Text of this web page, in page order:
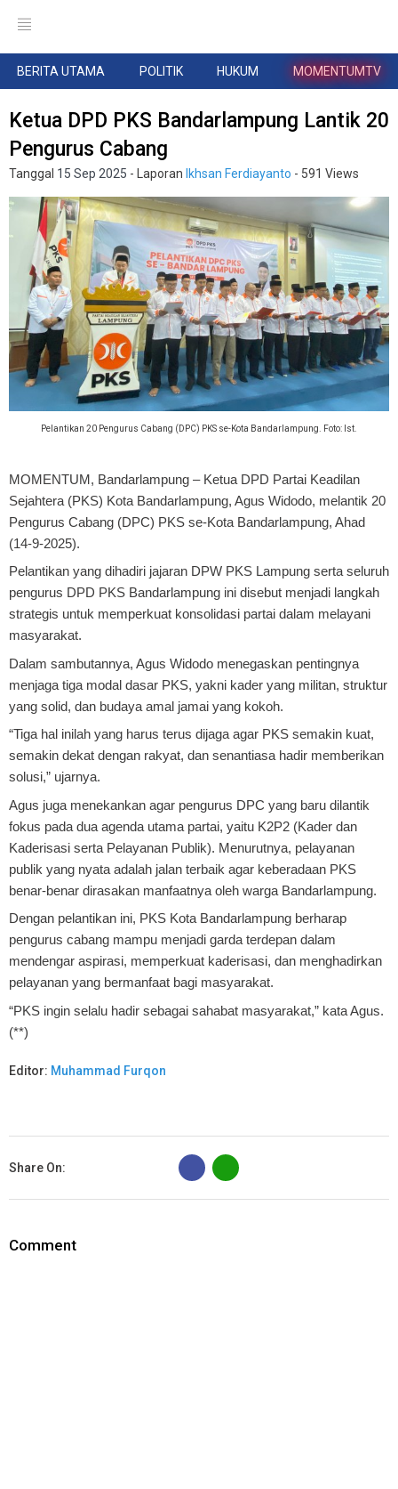
BERITA UTAMA POLITIK HUKUM MOMENTUMTV
Ketua DPD PKS Bandarlampung Lantik 20
Pengurus Cabang
Tanggal 15 Sep 2025 - Laporan Ikhsan Ferdiayanto - 591 Views
Pelantikan 20 Pengurus Cabang (DPC) PKS se-Kota Bandarlampung. Foto: Ist.
MOMENTUM, Bandarlampung – Ketua DPD Partai Keadilan
Sejahtera (PKS) Kota Bandarlampung, Agus Widodo, melantik 20
Pengurus Cabang (DPC) PKS se-Kota Bandarlampung, Ahad
(14-9-2025).
Pelantikan yang dihadiri jajaran DPW PKS Lampung serta seluruh
pengurus DPD PKS Bandarlampung ini disebut menjadi langkah
strategis untuk memperkuat konsolidasi partai dalam melayani
masyarakat.
Dalam sambutannya, Agus Widodo menegaskan pentingnya
menjaga tiga modal dasar PKS, yakni kader yang militan, struktur
yang solid, dan budaya amal jamai yang kokoh.
“Tiga hal inilah yang harus terus dijaga agar PKS semakin kuat,
semakin dekat dengan rakyat, dan senantiasa hadir memberikan
solusi,” ujarnya.
Agus juga menekankan agar pengurus DPC yang baru dilantik
fokus pada dua agenda utama partai, yaitu K2P2 (Kader dan
Kaderisasi serta Pelayanan Publik). Menurutnya, pelayanan
publik yang nyata adalah jalan terbaik agar keberadaan PKS
benar-benar dirasakan manfaatnya oleh warga Bandarlampung.
Dengan pelantikan ini, PKS Kota Bandarlampung berharap
pengurus cabang mampu menjadi garda terdepan dalam
mendengar aspirasi, memperkuat kaderisasi, dan menghadirkan
pelayanan yang bermanfaat bagi masyarakat.
“PKS ingin selalu hadir sebagai sahabat masyarakat,” kata Agus.
(**)
Editor: Muhammad Furqon
Share On:
B
Comment